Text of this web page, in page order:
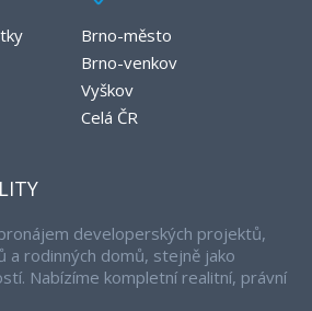
Brno-město
Brno-venkov
Vyškov
Celá ČR
developerských projektů,
rodinných domů, stejně jako
Nabízíme kompletní realitní, právní